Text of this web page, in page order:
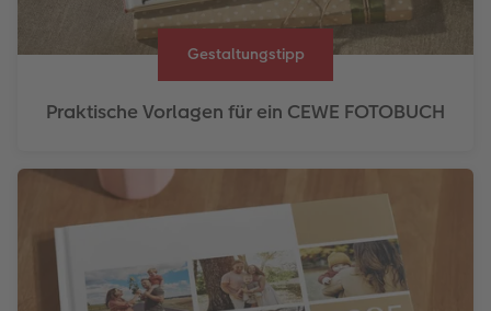
Gestaltungstipp
Praktische Vorlagen für ein CEWE FOTOBUCH